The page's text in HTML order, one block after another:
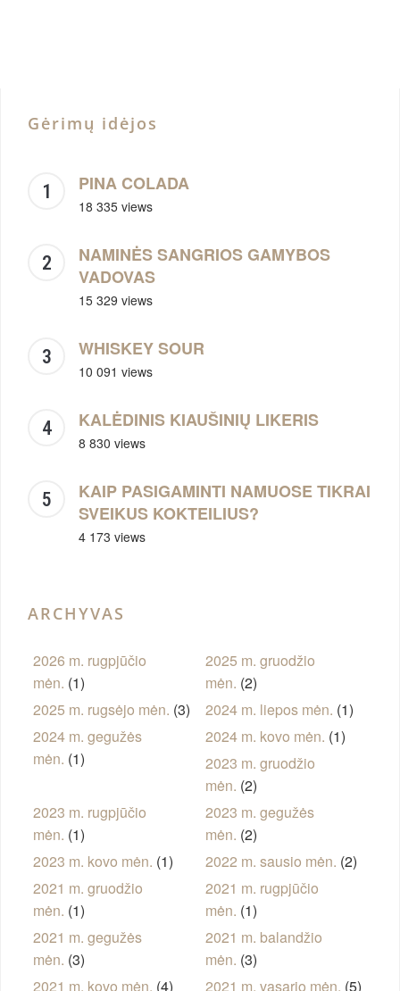
Gėrimų idėjos
PINA COLADA
18 335 views
NAMINĖS SANGRIOS GAMYBOS
VADOVAS
15 329 views
WHISKEY SOUR
10 091 views
KALĖDINIS KIAUŠINIŲ LIKERIS
8 830 views
KAIP PASIGAMINTI NAMUOSE TIKRAI
SVEIKUS KOKTEILIUS?
4 173 views
ARCHYVAS
2026 m. rugpjūčio
mėn. (1)
2025 m. gruodžio
mėn. (2)
2025 m. rugsėjo mėn. (3) 2024 m. liepos mėn. (1)
2024 m. gegužės
mėn. (1)
2024 m. kovo mėn. (1)
2023 m. gruodžio
mėn. (2)
2023 m. rugpjūčio
mėn. (1)
2023 m. gegužės
mėn. (2)
2023 m. kovo mėn. (1) 2022 m. sausio mėn. (2)
2021 m. gruodžio
mėn. (1)
2021 m. rugpjūčio
mėn. (1)
2021 m. gegužės
mėn. (3)
2021 m. balandžio
mėn. (3)
2021 m. kovo mėn. (4) 2021 m. vasario mėn. (5)